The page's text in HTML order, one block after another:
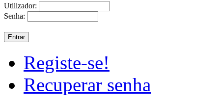
Utilizador:
Senha:
Registe-se!
Recuperar senha